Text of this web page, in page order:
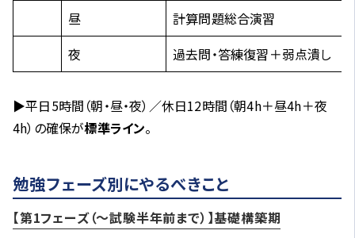
昼
計算問題総合演習
夜
過去問・答練復習＋弱点潰し
▶平日5時間（朝・昼・夜）／休日12時間（朝4h＋昼4h＋夜
4h）の確保が標準ライン。
勉強フェーズ別にやるべきこと
【第1フェーズ（～試験半年前まで）】基礎構築期